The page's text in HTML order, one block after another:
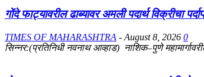
गोंदे फाट्यावरील ढाब्यावर अमली पदार्थ विक्रीचा
TIMES OF MAHARASHTRA - August 8, 2026 0
सिन्नर:(प्रतिनिधी नवनाथ आव्हाड) नाशिक–पुणे